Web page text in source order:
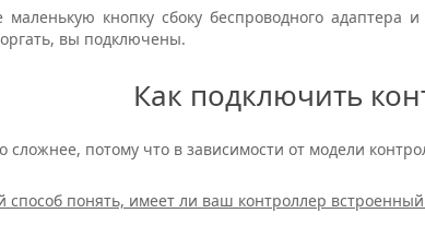
кнопку сбоку беспроводного адаптера
вы подключены.
Как подключить
сложнее, потому что в зависимости от модели
способ понять, имеет ли ваш контроллер